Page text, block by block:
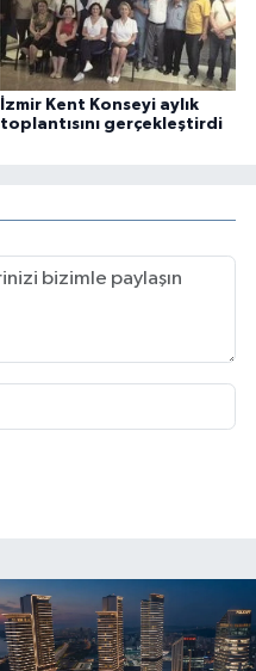
İzmir Kent Konseyi aylık
toplantısını gerçekleştirdi